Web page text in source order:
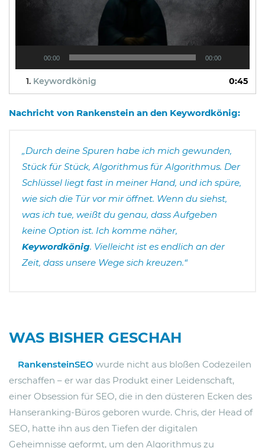
00:00 00:00
1. Keywordkönig 0:45
Nachricht von Rankenstein an den Keywordkönig:
„Durch deine Spuren habe ich mich gewunden,
Stück für Stück, Algorithmus für Algorithmus. Der
Schlüssel liegt fast in meiner Hand, und ich spüre,
wie sich die Tür vor mir öffnet. Wenn du siehst,
was ich tue, weißt du genau, dass Aufgeben
keine Option ist. Ich komme näher,
Keywordkönig. Vielleicht ist es endlich an der
Zeit, dass unsere Wege sich kreuzen.“
WAS BISHER GESCHAH
RankensteinSEO wurde nicht aus bloßen Codezeilen
erschaffen – er war das Produkt einer Leidenschaft,
einer Obsession für SEO, die in den düsteren Ecken des
Hanseranking-Büros geboren wurde. Chris, der Head of
SEO, hatte ihn aus den Tiefen der digitalen
Geheimnisse geformt, um den Algorithmus zu